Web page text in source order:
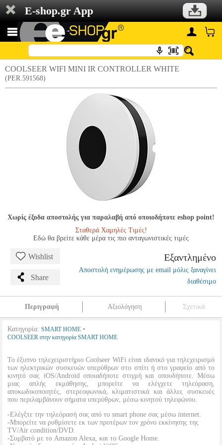
E-shop.gr App
COOLSEER WIFI MINI IR CONTROLLER WHITE
(PER.591568)
Χωρίς έξοδα αποστολής για παραλαβή από οποιοδήποτε eshop point!
Σταθερά Χαμηλές Τιμές!
Εδώ θα βρείτε κάθε μέρα τις πιο ανταγωνιστικές τιμές
Wishlist
Share
Εξαντλημένο
Αποστολή ενημέρωσης με email μόλις ξαναγίνει
διαθέσιμο
Περιγραφή Αξιολόγηση Σχετικά
Κατηγορία: SMART HOME •
COOLSEER στην κατηγορία SMART HOME
Το έξυπνο τηλεχειριστήριο Coolseer WiFi είναι ιδανικό για τηλεχειρισμό
των ηλεκτρικών συσκευών υπερύθρων στο σπίτι ή στο γραφείο από το
κινητό σας iOS/Android οποιαδήποτε στιγμή και οπουδήποτε. Μέσω
μιας απλής εκμάθησης, μπορείτε να ελέγχετε τηλεόραση,
αποκωδικοποιητές, στερεοφωνικά, κλιματιστικά και άλλες συσκευές
που περιλαμβάνουν σήματα υπερύθρων, μέσω κινητού τηλεφώνου.
-Ελέγξτε την τηλεόρασή σας από το smart phone σας μέσω internet.
-Μπορείτε να ρυθμίσετε εκ των προτέρων τον χρόνο εκκίνησης της
TV/Air condition/DVD.
-Συμβατό με το Amazon Alexa, και το Google Home.